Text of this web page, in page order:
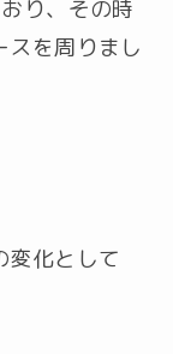
り、その時
スを周りまし
変化として